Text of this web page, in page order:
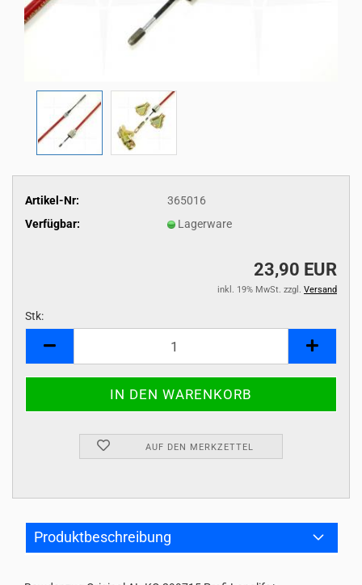
Artikel-Nr:
365016
Verfügbar:
Lagerware
23,90 EUR
inkl. 19% MwSt. zzgl. Versand
Stk:
AUF DEN MERKZETTEL
Produktbeschreibung